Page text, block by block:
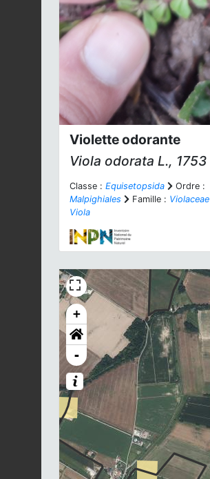
Violette odorante
Viola odorata L., 1753
Classe : Equisetopsida
Ordre :
Malpighiales
Famille : Violaceae
Viola
+
-